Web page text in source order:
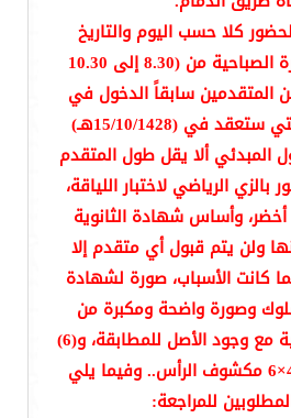
كلا حسب اليوم والتاريخ
المحدد له في الفترة الصباحية من (8.30 إلى 10.30
المتقدمين سابقاً الدخول في
المفاضلة للدورة التي ستعقد في (15/10/1428هـ)
المبدئي ألا يقل طول المتقدم
بالزي الرياضي لاختبار اللياقة،
وأساس شهادة الثانوية
ولن يتم قبول أي متقدم إلا
كانت الأسباب، صورة لشهادة
وصورة واضحة ومكبرة من
بطاقة الأحوال المدنية مع وجود الأصل للمطابقة، و(6)
صور ملونة مقاس 4×6 مكشوف الرأس.. وفيما يلي
للمراجعة: